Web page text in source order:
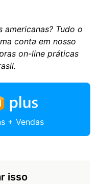
americanas? Tudo o
conta em nosso
on-line práticas
+ Vendas
isso